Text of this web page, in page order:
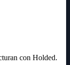
con Holded.